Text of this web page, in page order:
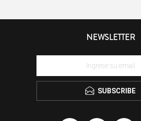
NEWSLETTER
SUBSCRIBE